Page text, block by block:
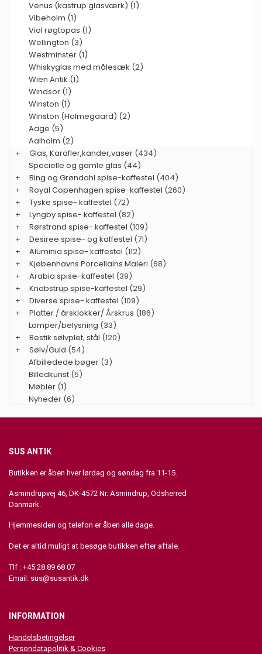
Venus (kastrup glasværk) (1)
Vibeholm (1)
Viol røgtopas (1)
Wellington (3)
Westminster (1)
Whiskyglas med målesæk (2)
Wien Antik (1)
Windsor (1)
Winston (1)
Winston (Holmegaard) (2)
Aage (5)
Aalholm (2)
+
Glas, Karafler,kander,vaser (434)
Specielle og gamle glas (44)
+
Bing og Grøndahl spise-kaffestel (404)
+
Royal Copenhagen spise-kaffestel (260)
+
Tyske spise- kaffestel (72)
+
Lyngby spise- kaffestel (82)
+
Rørstrand spise- kaffestel (109)
+
Desiree spise- og kaffestel (71)
+
Aluminia spise- kaffestel (112)
+
Kjøbenhavns Porcellains Maleri (68)
+
Arabia spise-kaffestel (39)
+
Knabstrup spise-kaffestel (29)
+
Diverse spise- kaffestel (109)
+
Platter / årsklokker/ Årskrus (186)
Lamper/belysning (33)
+
Bestik sølvplet, stål (120)
+
Sølv/Guld (54)
Afbilledede bøger (3)
Billedkunst (5)
Møbler (1)
Nyheder (6)
SUS ANTIK
Butikken er åben hver lørdag og søndag fra 11-15.
Asmindrupvej 46, DK-4572 Nr. Asmindrup, Odsherred
Danmark.
Hjemmesiden og telefon er åben alle dage.
Det er altid muligt at besøge butikken efter aftale.
Tlf : +45 28 89 68 07
Email: sus@susantik.dk
INFORMATION
Handelsbetingelser
Persondatapolitik & Cookies